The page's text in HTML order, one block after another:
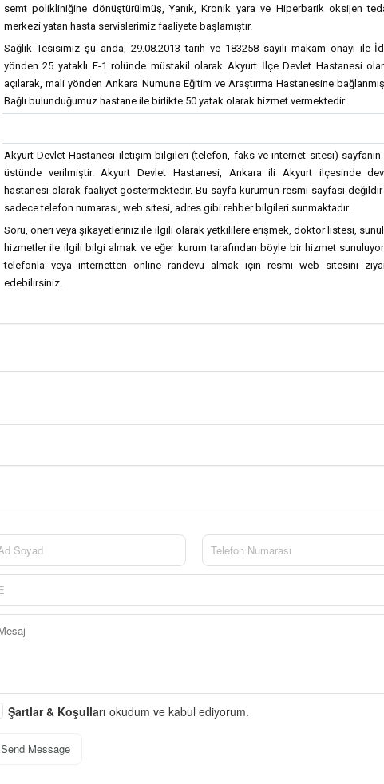
semt polikliniğine dönüştürülmüş, Yanık, Kronik yara ve Hiperbarik oksijen
merkezi yatan hasta servislerimiz faaliyete başlamıştır.
Sağlık Tesisimiz şu anda, 29.08.2013 tarih ve 183258 sayılı makam onayı ile
yönden 25 yataklı E-1 rolünde müstakil olarak Akyurt İlçe Devlet Hastanesi
açılarak, mali yönden Ankara Numune Eğitim ve Araştırma Hastanesine
Bağlı bulunduğumuz hastane ile birlikte 50 yatak olarak hizmet vermektedir.
Akyurt Devlet Hastanesi iletişim bilgileri (telefon, faks ve internet sitesi) sayfanın
üstünde verilmiştir. Akyurt Devlet Hastanesi, Ankara ili Akyurt ilçesinde
hastanesi olarak faaliyet göstermektedir. Bu sayfa kurumun resmi sayfası değildir
sadece telefon numarası, web sitesi, adres gibi rehber bilgileri sunmaktadır.
Soru, öneri veya şikayetleriniz ile ilgili olarak yetkililere erişmek, doktor listesi,
hizmetler ile ilgili bilgi almak ve eğer kurum tarafından böyle bir hizmet
telefonla veya internetten online randevu almak için resmi web sitesini
edebilirsiniz.
Şartlar & Koşulları okudum ve kabul ediyorum.
Send Message